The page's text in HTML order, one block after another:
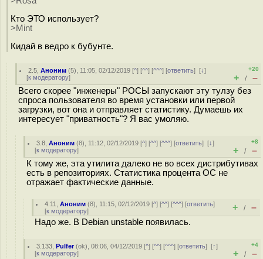
Кто ЭТО использует?
>Mint
Кидай в ведро к бубунте.
2.5 ,Аноним (5), 11:05, 02/12/2019 [^] [^^] [^^^] [ответить][↓]
[к модератору]
+20
+ / –
Всего скорее "инженеры" РОСЫ запускают эту тулзу без
спроса пользователя во время установки или первой
загрузки, вот она и отправляет статистику. Думаешь их
интересует "приватность"? Я вас умоляю.
3.8 ,Аноним (8), 11:12, 02/12/2019 [^] [^^] [^^^] [ответить][↓]
[к модератору]
+8
+ / –
К тому же, эта утилита далеко не во всех дистрибутивах
есть в репозиториях. Статистика процента ОС не
отражает фактические данные.
4.11 ,Аноним (8), 11:15, 02/12/2019 [^] [^^] [^^^] [ответить]
[к модератору] + / –
Надо же. В Debian unstable появилась.
3.133 ,Pulfer(ok), 08:06, 04/12/2019 [^] [^^] [^^^] [ответить][↑]
[к модератору]
+4
+ / –